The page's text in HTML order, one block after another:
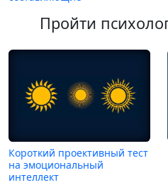
Пройти
Короткий проективный тест
на эмоциональный
интеллект